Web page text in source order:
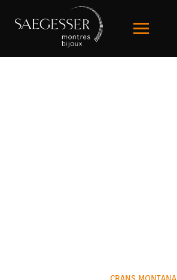
CRANS MONTANA